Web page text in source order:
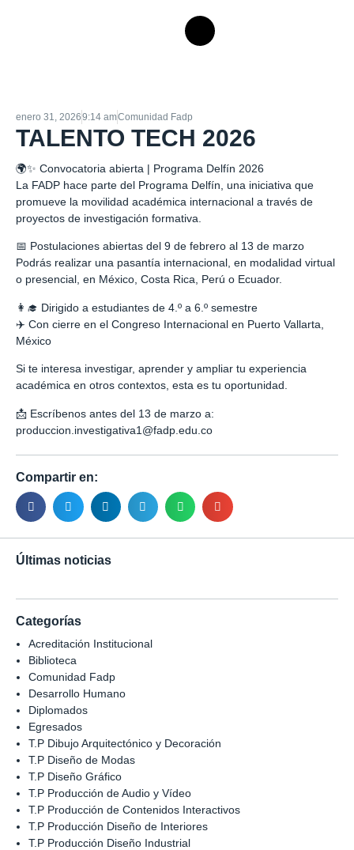
enero 31, 20269:14 amComunidad Fadp
TALENTO TECH 2026
🌍✨ Convocatoria abierta | Programa Delfín 2026
La FADP hace parte del Programa Delfín, una iniciativa que
promueve la movilidad académica internacional a través de
proyectos de investigación formativa.
📅 Postulaciones abiertas del 9 de febrero al 13 de marzo
Podrás realizar una pasantía internacional, en modalidad virtual
o presencial, en México, Costa Rica, Perú o Ecuador.
👩‍🎓 Dirigido a estudiantes de 4.º a 6.º semestre
✈️ Con cierre en el Congreso Internacional en Puerto Vallarta,
México
Si te interesa investigar, aprender y ampliar tu experiencia
académica en otros contextos, esta es tu oportunidad.
📩 Escríbenos antes del 13 de marzo a:
produccion.investigativa1@fadp.edu.co
Compartir en:
Últimas noticias
Categorías
Acreditación Institucional
Biblioteca
Comunidad Fadp
Desarrollo Humano
Diplomados
Egresados
T.P Dibujo Arquitectónico y Decoración
T.P Diseño de Modas
T.P Diseño Gráfico
T.P Producción de Audio y Vídeo
T.P Producción de Contenidos Interactivos
T.P Producción Diseño de Interiores
T.P Producción Diseño Industrial